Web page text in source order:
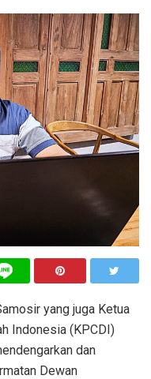
yang juga Ketua
Indonesia (KPCDI)
dan
Dewan